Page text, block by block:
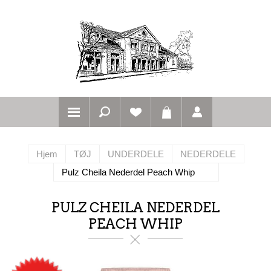
Hjem TØJ UNDERDELE
NEDERDELE
Pulz Cheila Nederdel Peach Whip
PULZ CHEILA NEDERDEL
PEACH WHIP